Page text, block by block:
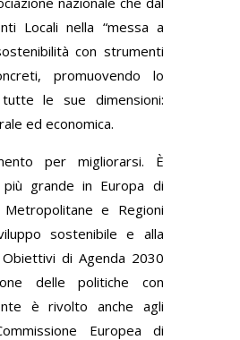
Locali nella “messa a
con strumenti
promuovendo lo
le sue dimensioni:
ed economica.
per migliorarsi. È
più grande in Europa di
e Regioni
sostenibile e alla
di Agenda 2030
delle politiche con
è rivolto anche agli
Europea di